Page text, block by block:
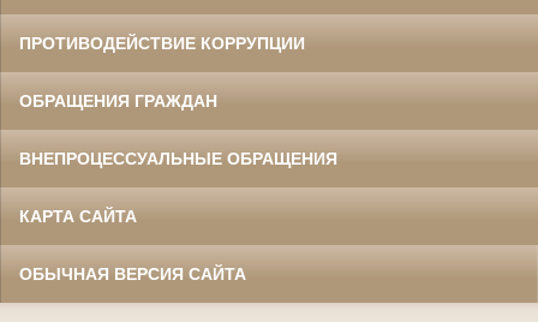
ПРОТИВОДЕЙСТВИЕ КОРРУПЦИИ
ОБРАЩЕНИЯ ГРАЖДАН
ВНЕПРОЦЕССУАЛЬНЫЕ ОБРАЩЕНИЯ
КАРТА САЙТА
ОБЫЧНАЯ ВЕРСИЯ САЙТА